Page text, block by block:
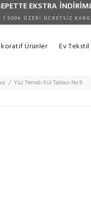
EKSTRA
1.500₺ ÜZERİ ÜCRETSİZ
Ürünler Ev Tekstil
Yüz Temalı Kül Tablası No:9